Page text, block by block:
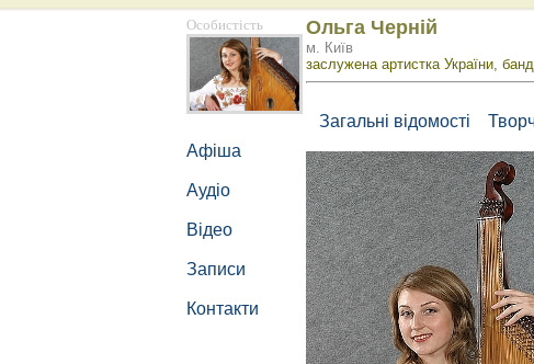
Особистість
Афіша
Аудіо
Відео
Записи
Контакти
Ольга Черній
м. Київ
заслужена артистка України,
Загальні відомості